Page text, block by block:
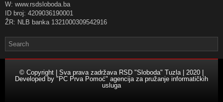
W: www.rsdsloboda.ba
ID broj: 4209036190001
ŽR: NLB banka 1321000309542916
© Copyright | Sva prava zadržava RSD "Sloboda" Tuzla | 2020 |
Developed by "PC Prva Pomoć" agencija za pružanje informatičkih
usluga